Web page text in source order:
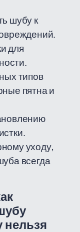
шубу к
для
типов
пятна и
уходу,
всегда
нельзя